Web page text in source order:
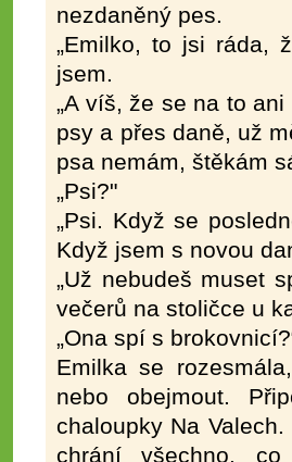
nezdaněný pes.
„Emilko, to jsi ráda,
jsem.
„A víš, že se na to
psy a přes daně, už
psa nemám, štěkám
„Psi?"
„Psi. Když se
Když jsem s novou
„Už nebudeš muset
večerů na stoličce u
„Ona spí s
Emilka se
nebo obejmout.
chaloupky Na
chrání všechno,